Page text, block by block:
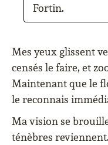
Fortin.
Mes yeux glissent
censés le faire, et
Maintenant que le
le reconnais
Ma vision se
ténèbres